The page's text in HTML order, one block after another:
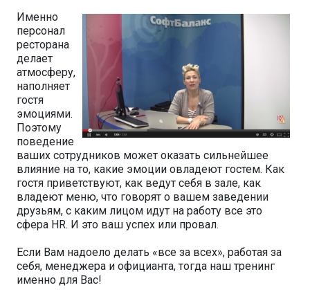
Именно
персонал
ресторана
делает
атмосферу,
наполняет
гостя
эмоциями.
Поэтому
поведение
ваших сотрудников может оказать сильнейшее
влияние на то, какие эмоции овладеют гостем. Как
гостя приветствуют, как ведут себя в зале, как
владеют меню, что говорят о вашем заведении
друзьям, с каким лицом идут на работу все это
сфера HR. И это ваш успех или провал.
Если Вам надоело делать «все за всех», работая за
себя, менеджера и официанта, тогда наш тренинг
именно для Вас!